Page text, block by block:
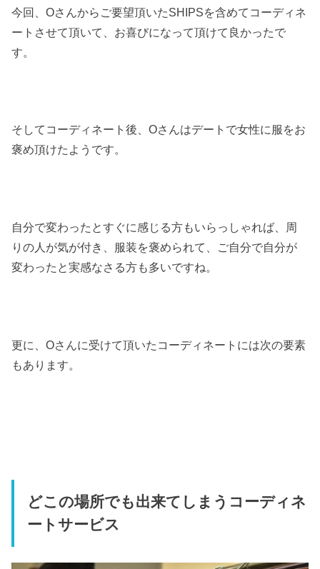
今回、Oさんからご要望頂いたSHIPSを含めてコーディネ
ートさせて頂いて、お喜びになって頂けて良かったで
す。
そしてコーディネート後、Oさんはデートで女性に服をお
褒め頂けたようです。
自分で変わったとすぐに感じる方もいらっしゃれば、周
りの人が気が付き、服装を褒められて、ご自分で自分が
変わったと実感なさる方も多いですね。
更に、Oさんに受けて頂いたコーディネートには次の要素
もあります。
どこの場所でも出来てしまうコーディネ
ートサービス